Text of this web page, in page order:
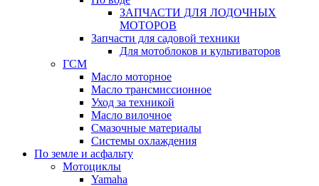
ЗАПЧАСТИ ДЛЯ ЛОДОЧНЫХ
МОТОРОВ
Запчасти для садовой техники
Для мотоблоков и культиваторов
ГСМ
Масло моторное
Масло трансмиссионное
Уход за техникой
Масло вилочное
Смазочные материалы
Системы охлаждения
По земле и асфальту
Мотоциклы
Yamaha